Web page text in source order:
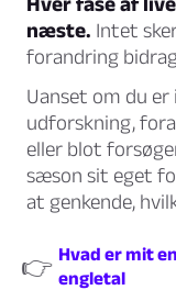
næste. Intet
forandring
Uanset om du er
udforskning,
eller blot
sæson sit eget
at genkende,
👉 Hvad er mit
engletal